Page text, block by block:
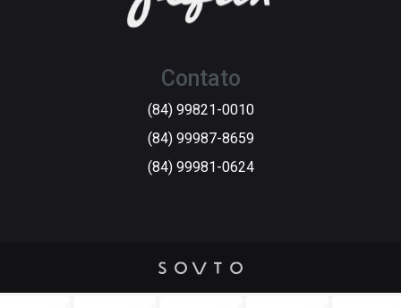
Contato
(84) 99821-0010
(84) 99987-8659
(84) 99981-0624